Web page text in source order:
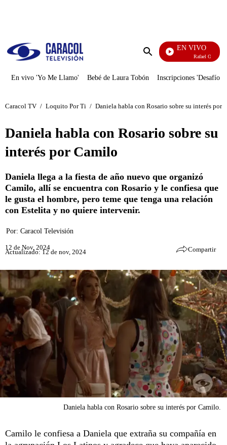
Enviar
EN VIVO
Rafael Orozco
En vivo 'Yo Me Llamo' Bebé de Laura Tobón Inscripciones 'Desafío'
Caracol TV / Loquito Por Ti / Daniela habla con Rosario sobre su interés por
Daniela habla con Rosario sobre su
interés por Camilo
Daniela llega a la fiesta de año nuevo que organizó
Camilo, allí se encuentra con Rosario y le confiesa que
le gusta el hombre, pero teme que tenga una relación
con Estelita y no quiere intervenir.
Por: Caracol Televisión
12 de Nov, 2024
Actualizado: 12 de nov, 2024 Compartir
Daniela habla con Rosario sobre su interés por Camilo.
Camilo le confiesa a Daniela que extraña su compañía en